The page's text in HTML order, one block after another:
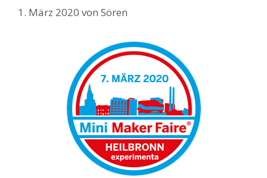
1. März 2020 von Sören